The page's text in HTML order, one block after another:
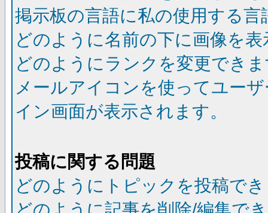
掲示板の言語に私の使用する
どのように名前の下に画像を
どのようにランクを変更でき
メールアイコンを使ってユー
イン画面が表示されます。
投稿に関する問題
どのようにトピックを投稿で